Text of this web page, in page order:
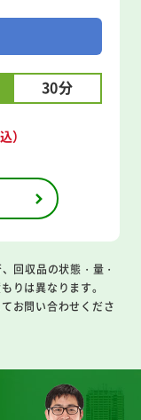
30分
）
回収品の状態・量・
りは異なります。
お問い合わせくださ